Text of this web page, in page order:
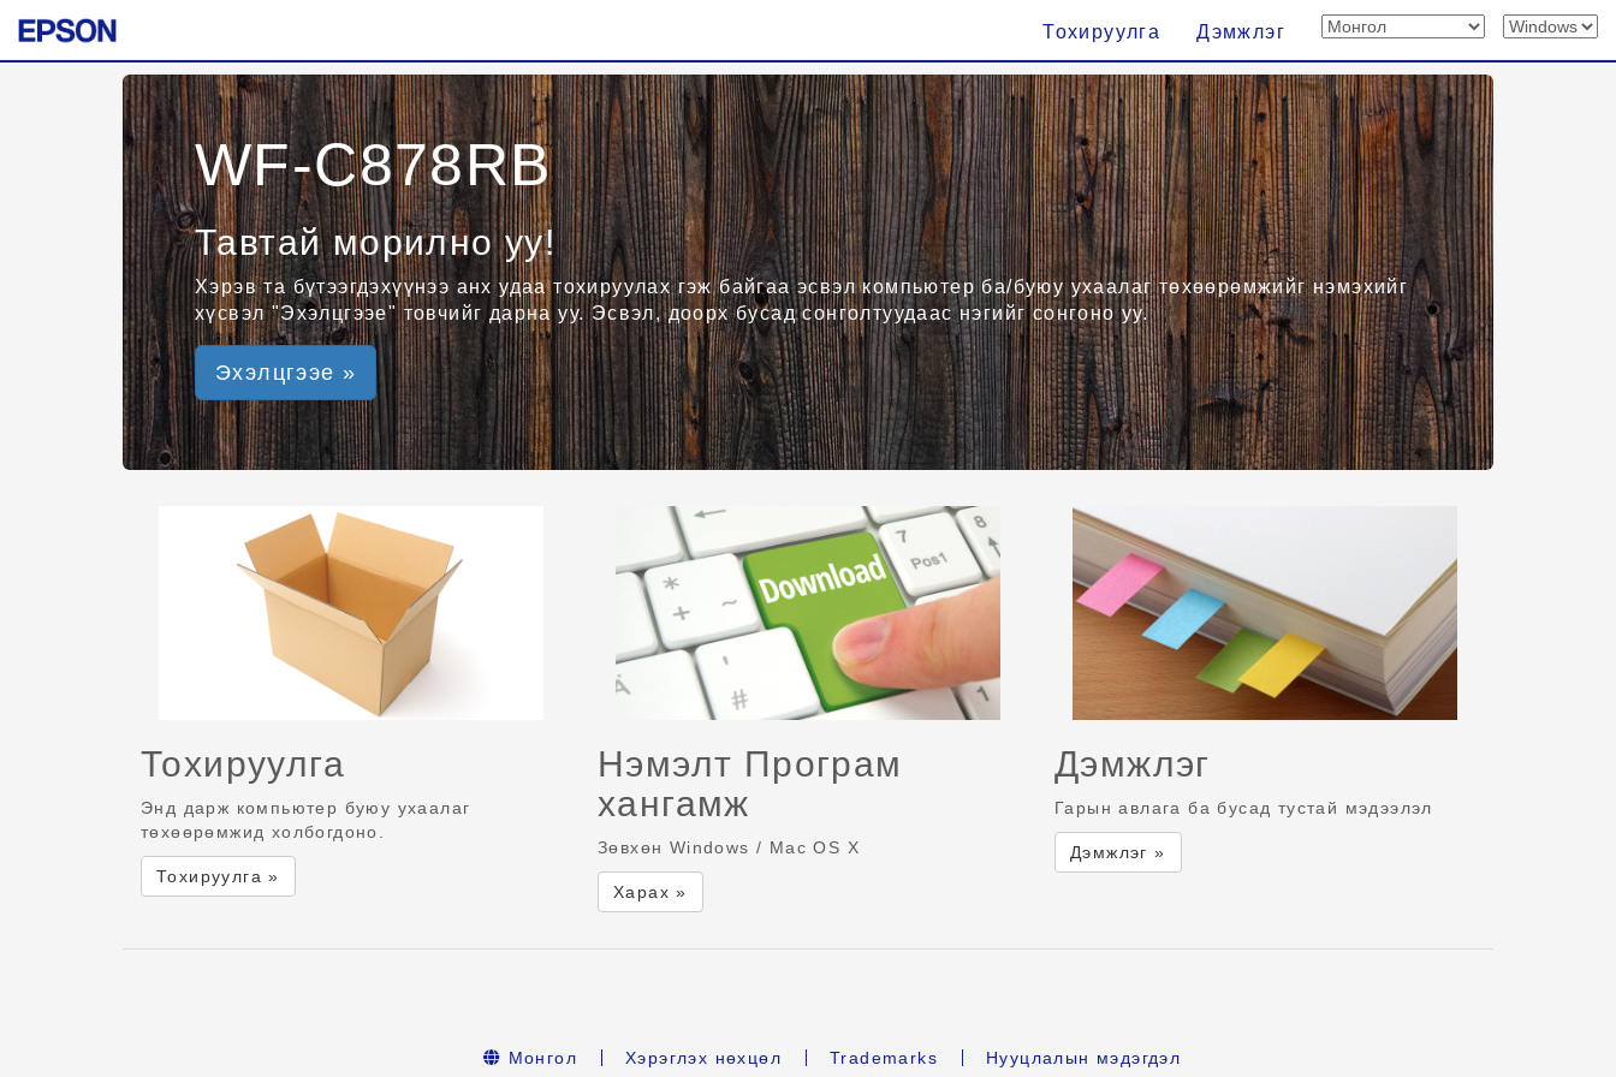
Тохируулга Дэмжлэг
WF-C878RB
Тавтай морилно уу!
Хэрэв та бүтээгдэхүүнээ анх удаа тохируулах гэж байгаа эсвэл компьютер ба/буюу ухаалаг төхөөрөмжийг нэмэхийг
хүсвэл "Эхэлцгээе" товчийг дарна уу. Эсвэл, доорх бусад сонголтуудаас нэгийг сонгоно уу.
Эхэлцгээе »
Тохируулга
Энд дарж компьютер буюу ухаалаг
төхөөрөмжид холбогдоно.
Тохируулга »
Нэмэлт Програм
хангамж
Зөвхөн Windows / Mac OS X
Харах »
Дэмжлэг
Гарын авлага ба бусад тустай мэдээлэл
Дэмжлэг »
Монгол Хэрэглэх нөхцөл Trademarks Нууцлалын мэдэгдэл